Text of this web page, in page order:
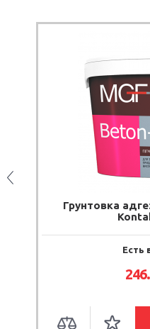
MGF Beton
КУПИТЬ